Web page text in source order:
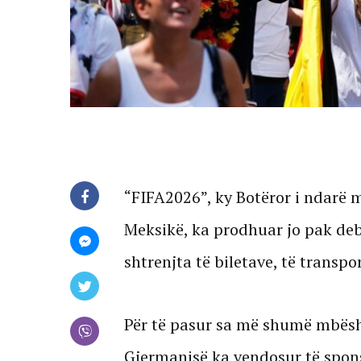
“FIFA2026”, ky Botëror i ndarë
Meksikë, ka prodhuar jo pak
shtrenjta të biletave, të
Për të pasur sa më shumë
Gjermanisë ka vendosur të